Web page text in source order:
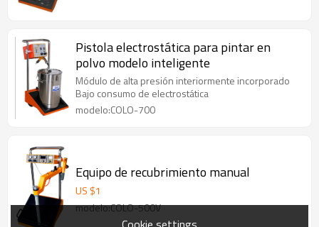
Pistola electrostática para pintar en
polvo modelo inteligente
Módulo de alta presión interiormente incorporado
Bajo consumo de electrostática
modelo:COLO-700
Equipo de recubrimiento manual
US $1
modelo:COLO-500V